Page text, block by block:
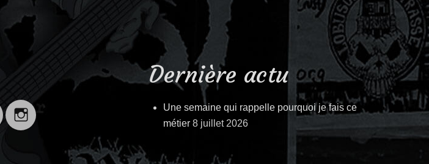
Instagram
Dernière actu
Une semaine qui rappelle pourquoi je fais ce
métier 8 juillet 2026